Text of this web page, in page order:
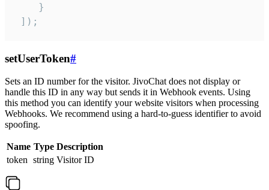
    }
]);
setUserToken#
Sets an ID number for the visitor. JivoChat does not display or
handle this ID in any way but sends it in Webhook events. Using
this method you can identify your website visitors when processing
Webhooks. We recommend using a hard-to-guess identifier to avoid
spoofing.
Name Type Description
token string Visitor ID